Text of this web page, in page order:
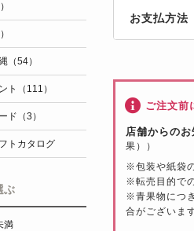
お支払方法
ご注文前
店舗からの
果））
※包装や紙袋
※転売目的で
※青果物につ
合がございます
（54）
ト（111）
ド（3）
トカタログ
ぶ
満